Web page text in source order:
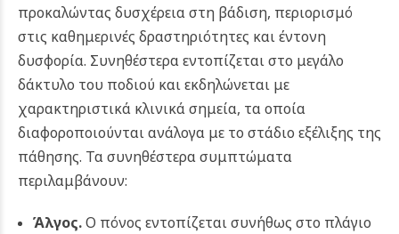
προκαλώντας δυσχέρεια στη βάδιση, περιορισμό
στις καθημερινές δραστηριότητες και έντονη
δυσφορία. Συνηθέστερα εντοπίζεται στο μεγάλο
δάκτυλο του ποδιού και εκδηλώνεται με
χαρακτηριστικά κλινικά σημεία, τα οποία
διαφοροποιούνται ανάλογα με το στάδιο εξέλιξης της
πάθησης. Τα συνηθέστερα συμπτώματα
περιλαμβάνουν:
Άλγος.Ο πόνος εντοπίζεται συνήθως στο πλάγιο